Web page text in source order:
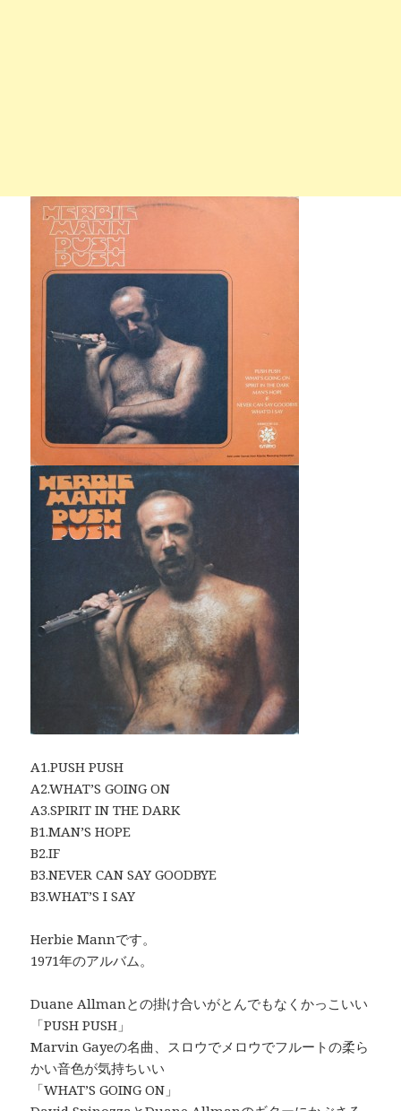
A1.PUSH PUSH
A2.WHAT’S GOING ON
A3.SPIRIT IN THE DARK
B1.MAN’S HOPE
B2.IF
B3.NEVER CAN SAY GOODBYE
B3.WHAT’S I SAY
Herbie Mannです。
1971年のアルバム。
Duane Allmanとの掛け合いがとんでもなくかっこいい
「PUSH PUSH」
Marvin Gayeの名曲、スロウでメロウでフルートの柔ら
かい音色が気持ちいい
「WHAT’S GOING ON」